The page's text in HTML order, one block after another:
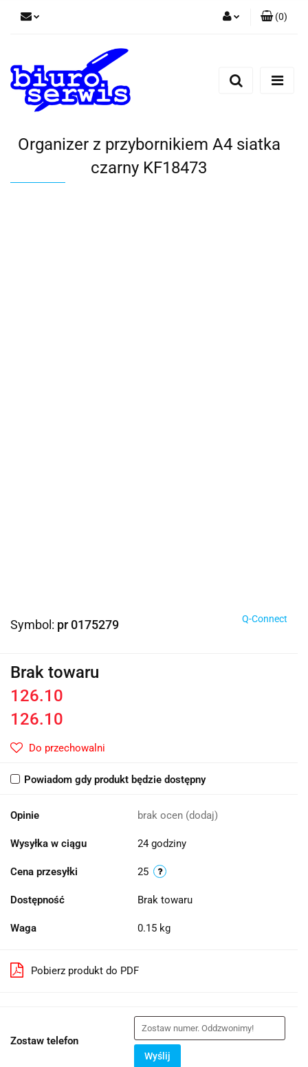
Zarejestruj się
(0)
Organizer z przybornikiem A4 siatka
czarny KF18473
Symbol: pr 0175279 Q-Connect
Brak towaru
126.10
126.10
Do przechowalni
Powiadom gdy produkt będzie dostępny
Opinie brak ocen (dodaj)
Wysyłka w ciągu 24 godziny
Cena przesyłki 25
Dostępność Brak towaru
Waga 0.15 kg
Pobierz produkt do PDF
Zostaw telefon
Wyślij